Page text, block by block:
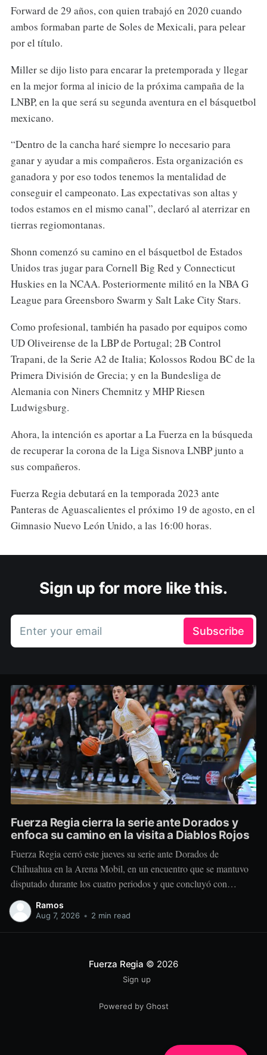
Forward de 29 años, con quien trabajó en 2020 cuando
ambos formaban parte de Soles de Mexicali, para pelear
por el título.
Miller se dijo listo para encarar la pretemporada y llegar
en la mejor forma al inicio de la próxima campaña de la
LNBP, en la que será su segunda aventura en el básquetbol
mexicano.
“Dentro de la cancha haré siempre lo necesario para
ganar y ayudar a mis compañeros. Esta organización es
ganadora y por eso todos tenemos la mentalidad de
conseguir el campeonato. Las expectativas son altas y
todos estamos en el mismo canal”, declaró al aterrizar en
tierras regiomontanas.
Shonn comenzó su camino en el básquetbol de Estados
Unidos tras jugar para Cornell Big Red y Connecticut
Huskies en la NCAA. Posteriormente militó en la NBA G
League para Greensboro Swarm y Salt Lake City Stars.
Como profesional, también ha pasado por equipos como
UD Oliveirense de la LBP de Portugal; 2B Control
Trapani, de la Serie A2 de Italia; Kolossos Rodou BC de la
Primera División de Grecia; y en la Bundesliga de
Alemania con Niners Chemnitz y MHP Riesen
Ludwigsburg.
Ahora, la intención es aportar a La Fuerza en la búsqueda
de recuperar la corona de la Liga Sisnova LNBP junto a
sus compañeros.
Fuerza Regia debutará en la temporada 2023 ante
Panteras de Aguascalientes el próximo 19 de agosto, en el
Gimnasio Nuevo León Unido, a las 16:00 horas.
Sign up for more like this.
Enter your email Subscribe
Fuerza Regia cierra la serie ante Dorados y
enfoca su camino en la visita a Diablos Rojos
Fuerza Regia cerró este jueves su serie ante Dorados de
Chihuahua en la Arena Mobil, en un encuentro que se mantuvo
disputado durante los cuatro periodos y que concluyó con
marcador de 86-92 a favor del conjunto visitante. El cuadro
regiomontano se mantuvo cerca desde el comienzo. Dorados
Ramos
Aug 7, 2026 • 2 min read
Fuerza Regia © 2026
Sign up
Powered by Ghost